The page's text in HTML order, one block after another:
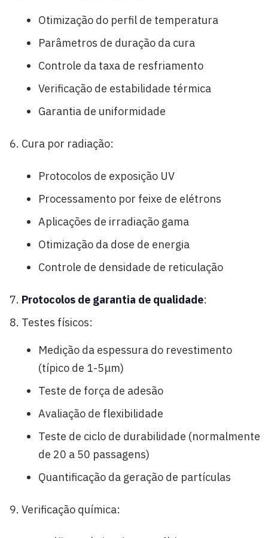
Otimização do perfil de temperatura
Parâmetros de duração da cura
Controle da taxa de resfriamento
Verificação de estabilidade térmica
Garantia de uniformidade
Cura por radiação:
Protocolos de exposição UV
Processamento por feixe de elétrons
Aplicações de irradiação gama
Otimização da dose de energia
Controle de densidade de reticulação
Protocolos de garantia de qualidade:
Testes físicos:
Medição da espessura do revestimento
(típico de 1-5μm)
Teste de força de adesão
Avaliação de flexibilidade
Teste de ciclo de durabilidade (normalmente
de 20 a 50 passagens)
Quantificação da geração de partículas
Verificação química: